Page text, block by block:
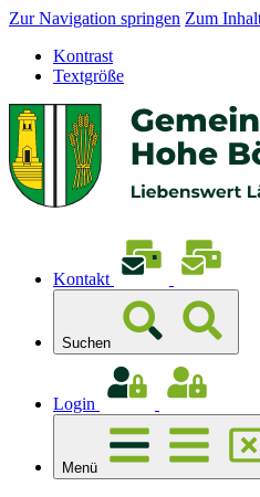
Zur Navigation springen Zum
Kontrast
Textgröße
Kontakt
Suchen
Login
Menü